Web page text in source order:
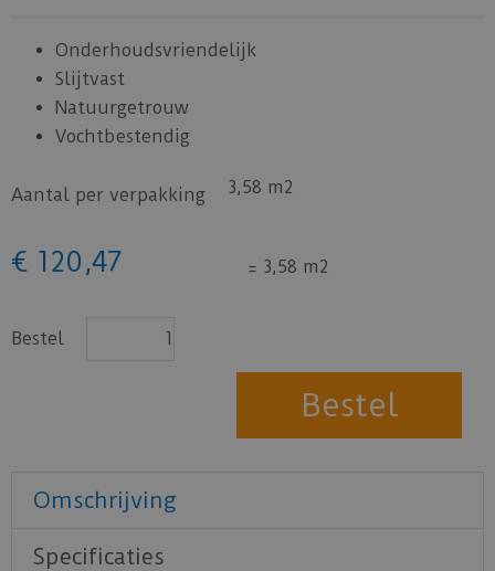
Onderhoudsvriendelijk
Slijtvast
Natuurgetrouw
Vochtbestendig
Aantal per verpakking 3,58 m2
€ 120 ,47 = 3,58 m2
Bestel
Omschrijving
Specificaties